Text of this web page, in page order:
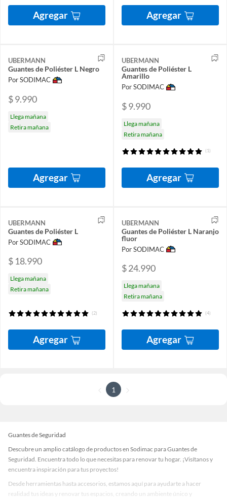
Agregar Agregar
UBERMANN
Guantes de Poliéster L Negro
Por SODIMAC
$ 9.990
Llega mañana
Retira mañana
Agregar
UBERMANN
Guantes de Poliéster L
Amarillo
Por SODIMAC
$ 9.990
Llega mañana
Retira mañana
(1)
Agregar
UBERMANN
Guantes de Poliéster L
Por SODIMAC
$ 18.990
Llega mañana
Retira mañana
(2)
Agregar
UBERMANN
Guantes de Poliéster L Naranjo
fluor
Por SODIMAC
$ 24.990
Llega mañana
Retira mañana
(4)
Agregar
1
Guantes de Seguridad
Descubre un amplio catálogo de productos en Sodimac para Guantes de
Seguridad. Encuentra todo lo que necesitas para renovar tu hogar. ¡Visítanos y
encuentra inspiración para tus proyectos!
Desde herramientas hasta accesorios, estamos aquí para ayudarte a hacer
realidad tus ideas y renovar tus espacios, creando un ambiente único y